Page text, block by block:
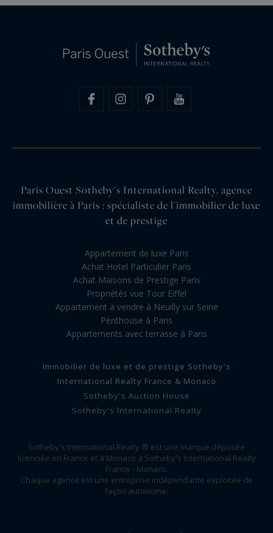
Paris Ouest Sotheby's International Realty, agence
immobilière à Paris : spécialiste de l'immobilier de luxe
et de prestige
Appartement de luxe Paris
Achat Hotel Particulier Paris
Achat Maisons de Prestige Paris
Propriétés vue Tour Eiffel
Appartement à vendre à Neuilly sur Seine
Penthouse à Paris
Appartements avec terrasse à Paris
Immobilier de luxe et de prestige Sotheby's
International Realty France & Monaco
Sotheby's Auction House
Sotheby's International Realty
Sotheby's International Realty ® est une marque déposée
licenciée en France et à Monaco à Sotheby's International Realty
France - Monaco.
Chaque agence est une entreprise indépendante exploitée de
façon autonome.